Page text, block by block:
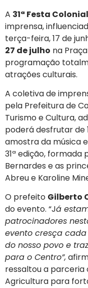
A 31ª Festa
imprensa,
terça-feira, 17 de
27 de julho na
programação
atrações culturais.
A coletiva de
pela Prefeitura de
Turismo e Cultura,
poderá desfrutar de
amostra da música
31ª edição, formada
Bernardes e as
Abreu e Karoline
O prefeito Gilberto
do evento. “Já
patrocinadores
evento cresça cada
do nosso povo e
para o Centro”,
ressaltou a
Agricultura para